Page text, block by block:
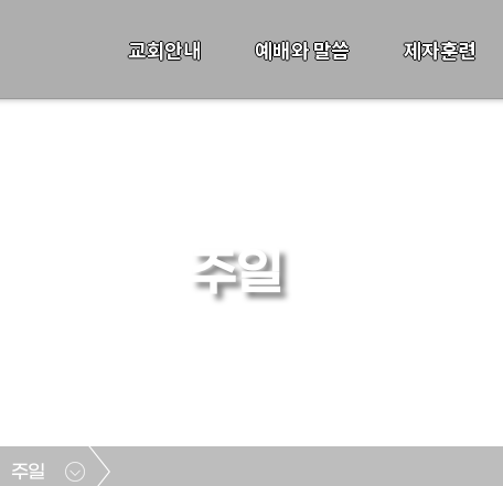
교회안내 예배와 말씀 제자훈련
주일
주일